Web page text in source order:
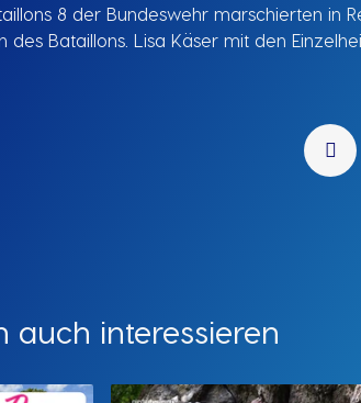
8 der Bundeswehr marschierten in
des Bataillons. Lisa Käser mit den
auch interessieren